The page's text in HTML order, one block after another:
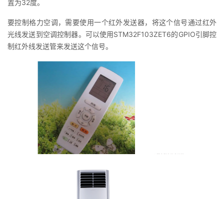
发
Programs
的
置为32度。
要控制格力空调，需要使用一个红外发送器，将这个信号通过红外
光线发送到空调控制器。可以使用STM32F103ZET6的GPIO引脚控
制红外线发送管来发送这个信号。